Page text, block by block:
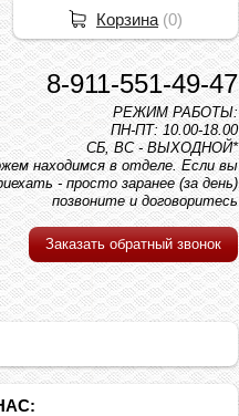
8-911-551-49-47
РЕЖИМ РАБОТЫ:
ПН-ПТ: 10.00-18.00
СБ, ВС - ВЫХОДНОЙ*
находимся в отделе. Если вы
- просто заранее (за день)
позвоните и договоритесь
Заказать обратный звонок
Корзина (0)